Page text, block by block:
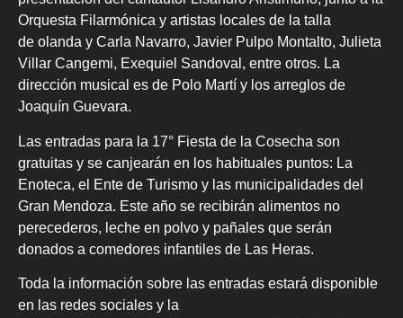
Orquesta Filarmónica y artistas locales de la talla
de olanda y Carla Navarro, Javier Pulpo Montalto, Julieta
Villar Cangemi, Exequiel Sandoval, entre otros. La
dirección musical es de Polo Martí y los arreglos de
Joaquín Guevara.
Las entradas para la 17° Fiesta de la Cosecha son
gratuitas y se canjearán en los habituales puntos: La
Enoteca, el Ente de Turismo y las municipalidades del
Gran Mendoza. Este año se recibirán alimentos no
perecederos, leche en polvo y pañales que serán
donados a comedores infantiles de Las Heras.
Toda la información sobre las entradas estará disponible
en las redes sociales y la